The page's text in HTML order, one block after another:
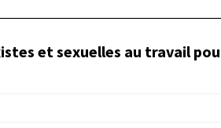
et sexuelles au travail